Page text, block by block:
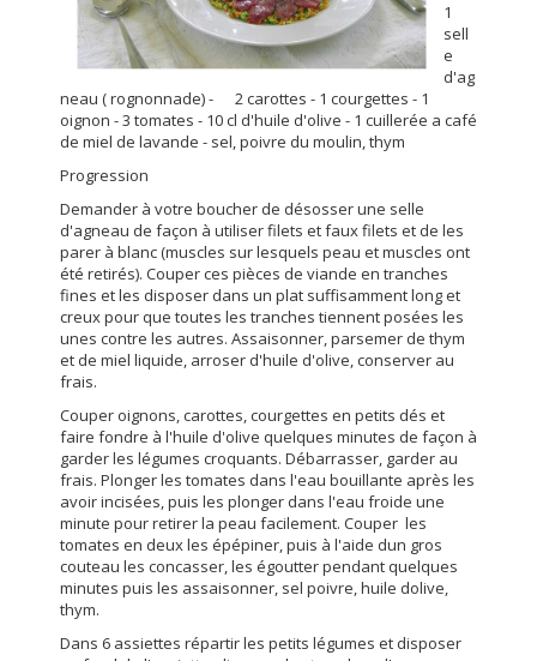
1
sell
e
d'ag
neau ( rognonnade) - 2 carottes - 1 courgettes - 1
oignon - 3 tomates - 10 cl d'huile d'olive - 1 cuillerée a café
de miel de lavande - sel, poivre du moulin, thym
Progression
Demander à votre boucher de désosser une selle
d'agneau de façon à utiliser filets et faux filets et de les
parer à blanc (muscles sur lesquels peau et muscles ont
été retirés). Couper ces pièces de viande en tranches
fines et les disposer dans un plat suffisamment long et
creux pour que toutes les tranches tiennent posées les
unes contre les autres. Assaisonner, parsemer de thym
et de miel liquide, arroser d'huile d'olive, conserver au
frais.
Couper oignons, carottes, courgettes en petits dés et
faire fondre à l'huile d'olive quelques minutes de façon à
garder les légumes croquants. Débarrasser, garder au
frais. Plonger les tomates dans l'eau bouillante après les
avoir incisées, puis les plonger dans l'eau froide une
minute pour retirer la peau facilement. Couper les
tomates en deux les épépiner, puis à l'aide dun gros
couteau les concasser, les égoutter pendant quelques
minutes puis les assaisonner, sel poivre, huile dolive,
thym.
Dans 6 assiettes répartir les petits légumes et disposer